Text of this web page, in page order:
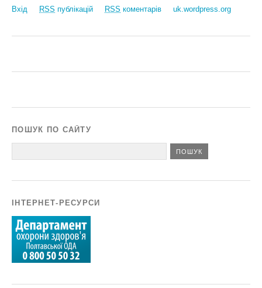
Вхід RSS публікацій RSS коментарів uk.wordpress.org
ПОШУК ПО САЙТУ
ІНТЕРНЕТ-РЕСУРСИ